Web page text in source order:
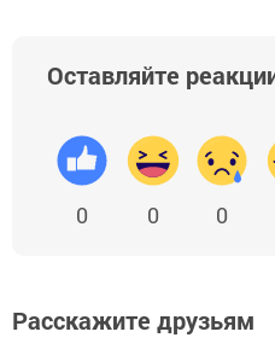
Оставляйте
0 0 0
Расскажите друзьям